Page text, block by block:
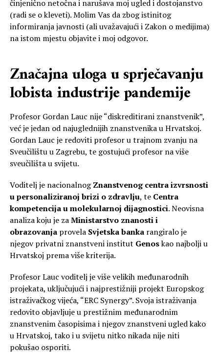
činjenično netočna i narušava moj ugled i dostojanstvo
(radi se o kleveti). Molim Vas da zbog istinitog
informiranja javnosti (ali uvažavajući i Zakon o medijima)
na istom mjestu objavite i moj odgovor.
Značajna uloga u sprječavanju
lobista industrije pandemije
Profesor Gordan Lauc nije “diskreditirani znanstvenik”,
već je jedan od najuglednijih znanstvenika u Hrvatskoj.
Gordan Lauc je redoviti profesor u trajnom zvanju na
Sveučilištu u Zagrebu, te gostujući profesor na više
sveučilišta u svijetu.
Voditelj je nacionalnogZnanstvenog centra izvrsnosti
u personaliziranoj brizi o zdravlju, te Centra
kompetencija u molekularnoj dijagnostici. Neovisna
analiza koju je zaMinistarstvo znanosti i
obrazovanja provela Svjetska banka rangiralo je
njegov privatni znanstveni institut Genoskao najbolji u
Hrvatskoj prema više kriterija.
Profesor Lauc voditelj je više velikih međunarodnih
projekata, uključujući i najprestižniji projekt Europskog
istraživačkog vijeća, “ERC Synergy”. Svoja istraživanja
redovito objavljuje u prestižnim međunarodnim
znanstvenim časopisima i njegov znanstveni ugled kako
u Hrvatskoj, tako i u svijetu nitko nikada nije niti
pokušao osporiti.